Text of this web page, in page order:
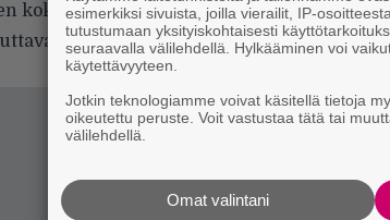
kokoontuminen. Waters nousee lavalle
asussa juurikinIn The Flesh-
esimerkiksi sivuista, joilla vierailit, IP-
tutustumaan yksityiskohtaisesti
seuraavalla välilehdellä. Hylkääminen voi
käytettävyyteen.
Jotkin teknologiamme voivat käsitellä tietoja
oikeutettu peruste. Voit vastustaa tätä tai
välilehdellä.
Omat valintani